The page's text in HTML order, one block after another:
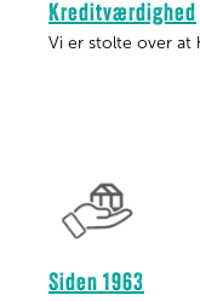
Kreditværdighed
Vi er stolte over at
Siden 1963